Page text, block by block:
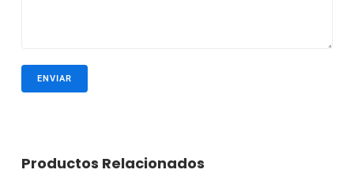
Productos Relacionados